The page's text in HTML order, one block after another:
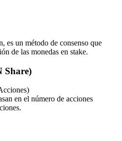
es un método de consenso que
de las monedas en stake.
Share)
en el número de acciones